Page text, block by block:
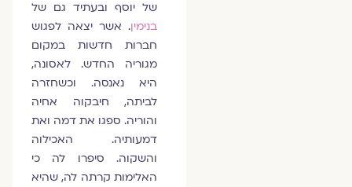
של יוסף ובעתיד גם של
בנימין. אשר יצאה לפגוש
חברות חדשות במקום
מגוריה החדש. לאסונה,
היא נאנסה. וכשחזרה
לביתה, חיבקוה אחיה
והוריה. ספגו את דמה ואת
דמעותיה. האכילוה
והשקוה. סיפרו לה כי
האלימות קרתה לה, שהיא